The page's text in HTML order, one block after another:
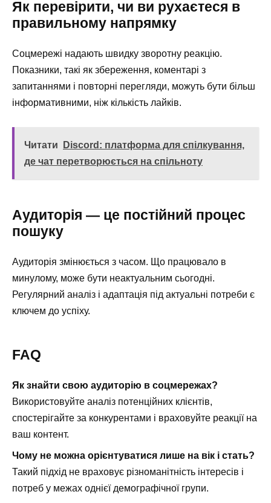
Як перевірити, чи ви рухаєтеся в
правильному напрямку
Соцмережі надають швидку зворотну реакцію.
Показники, такі як збереження, коментарі з
запитаннями і повторні перегляди, можуть бути більш
інформативними, ніж кількість лайків.
Читати
Discord: платформа для спілкування,
де чат перетворюється на спільноту
Аудиторія — це постійний процес
пошуку
Аудиторія змінюється з часом. Що працювало в
минулому, може бути неактуальним сьогодні.
Регулярний аналіз і адаптація під актуальні потреби є
ключем до успіху.
FAQ
Як знайти свою аудиторію в соцмережах?
Використовуйте аналіз потенційних клієнтів,
спостерігайте за конкурентами і враховуйте реакції на
ваш контент.
Чому не можна орієнтуватися лише на вік і стать?
Такий підхід не враховує різноманітність інтересів і
потреб у межах однієї демографічної групи.